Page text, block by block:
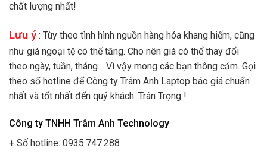
chất lượng nhất!
Lưu ý: Tùy theo tình hình nguồn hàng hóa khang hiếm, cũng
như giá ngoại tệ có thế tăng. Cho nên giá có thể thay đổi
theo ngày, tuần, tháng… Vì vậy mong các bạn thông cảm. Gọi
theo số hotline để Công ty Trâm Anh Laptop báo giá chuẩn
nhất và tốt nhất đến quý khách. Trân Trọng !
Công ty TNHH Trâm Anh Technology
+ Số hotline: 0935.747.288